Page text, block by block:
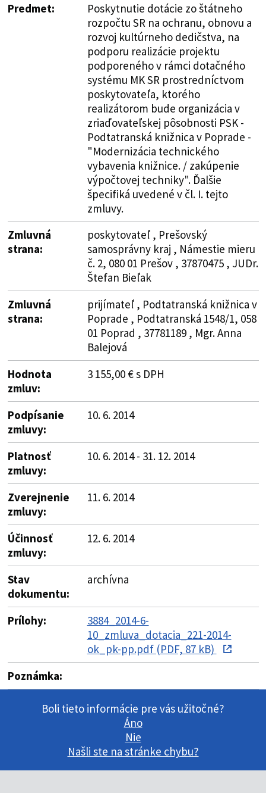
Predmet:
Poskytnutie dotácie zo štátneho
rozpočtu SR na ochranu, obnovu a
rozvoj kultúrneho dedičstva, na
podporu realizácie projektu
podporeného v rámci dotačného
systému MK SR prostredníctvom
poskytovateľa, ktorého
realizátorom bude organizácia v
zriaďovateľskej pôsobnosti PSK -
Podtatranská knižnica v Poprade -
"Modernizácia technického
vybavenia knižnice. / zakúpenie
výpočtovej techniky". Ďalšie
špecifiká uvedené v čl. I. tejto
zmluvy.
Zmluvná
strana:
poskytovateľ , Prešovský
samosprávny kraj , Námestie mieru
č. 2, 080 01 Prešov , 37870475 , JUDr.
Štefan Bieľak
Zmluvná
strana:
prijímateľ , Podtatranská knižnica v
Poprade , Podtatranská 1548/1, 058
01 Poprad , 37781189 , Mgr. Anna
Balejová
Hodnota
zmluv:
3 155,00 € s DPH
Podpísanie
zmluvy:
10. 6. 2014
Platnosť
zmluvy:
10. 6. 2014 - 31. 12. 2014
Zverejnenie
zmluvy:
11. 6. 2014
Účinnosť
zmluvy:
12. 6. 2014
Stav
dokumentu:
archívna
Prílohy:
3884_2014-6-
10_zmluva_dotacia_221-2014-
ok_pk-pp.pdf (PDF, 87 kB)
Poznámka:
Boli tieto informácie pre vás užitočné?
Áno
Nie
Našli ste na stránke chybu?